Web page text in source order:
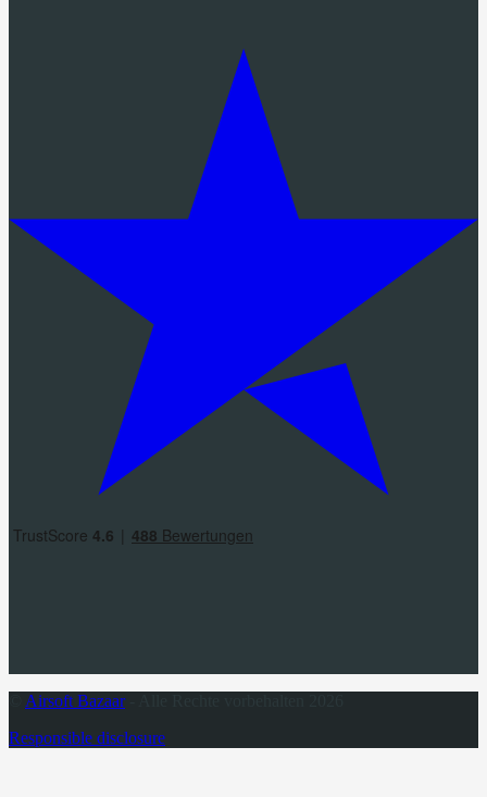
Airsoft Bazaar- Alle Rechte vorbehalten 2026
Responsible disclosure